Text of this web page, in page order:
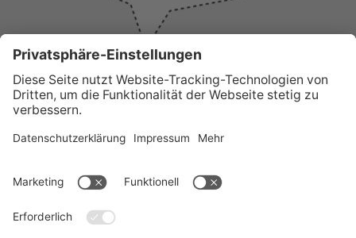
WICHTIGE LINKS
PresseWir über unsTourist-Information
Erklärung zur Barrierefreiheit
Impressum